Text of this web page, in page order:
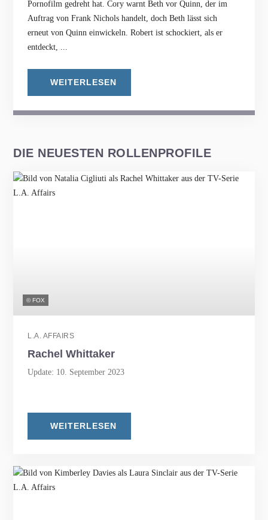
Pornofilm gedreht hat. Cory warnt Beth vor Quinn, der im
Auftrag von Frank Nichols handelt, doch Beth lässt sich
erneut von Quinn einwickeln. Robert ist schockiert, als er
entdeckt, ...
WEITERLESEN
DIE NEUESTEN ROLLENPROFILE
© FOX
L.A. AFFAIRS
Rachel Whittaker
Update: 10. September 2023
WEITERLESEN